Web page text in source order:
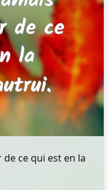
ce qui est en la